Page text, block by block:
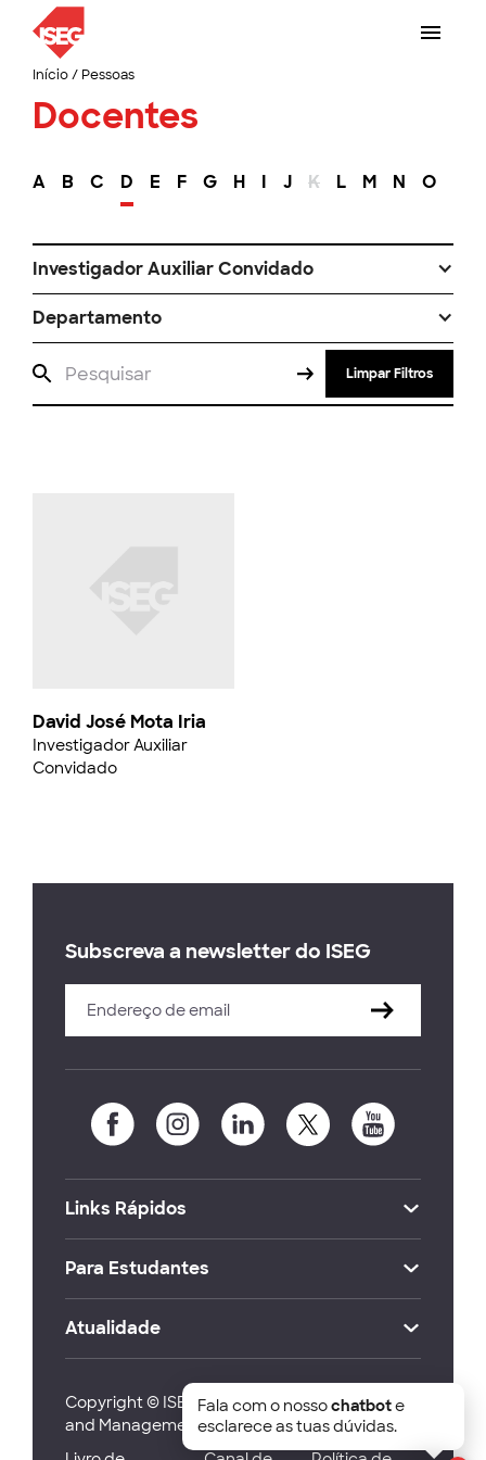
Início/ Pessoas
Docentes
A B C D E F G H I J K L M N O
Investigador Auxiliar Convidado
Departamento
Limpar Filtros
David José Mota Iria
Investigador Auxiliar
Convidado
Subscreva a newsletter do ISEG
Links Rápidos
Para Estudantes
Atualidade
Copyright © ISEG Lisbon School of Economics
and Management 2026
Fala com o nossochatbote
esclarece as tuas dúvidas.